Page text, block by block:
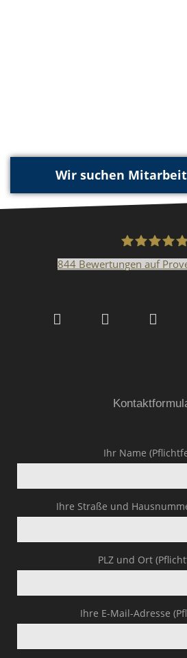
Wir suchen
844 Bewertungen auf
Ihr Name
Ihre Straße und
PLZ und Ort
Ihre E-Mail-Adresse